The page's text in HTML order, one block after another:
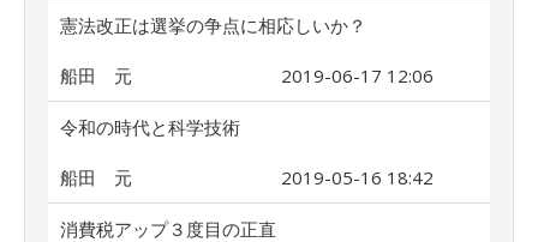
憲法改正は選挙の争点に相応しいか？
船田 元 2019-06-17 12:06
令和の時代と科学技術
船田 元 2019-05-16 18:42
消費税アップ３度目の正直